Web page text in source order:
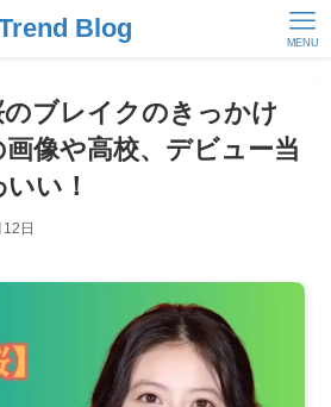
Blog MENU
のブレイクのきっかけ
像や高校、デビュー当
い！
日